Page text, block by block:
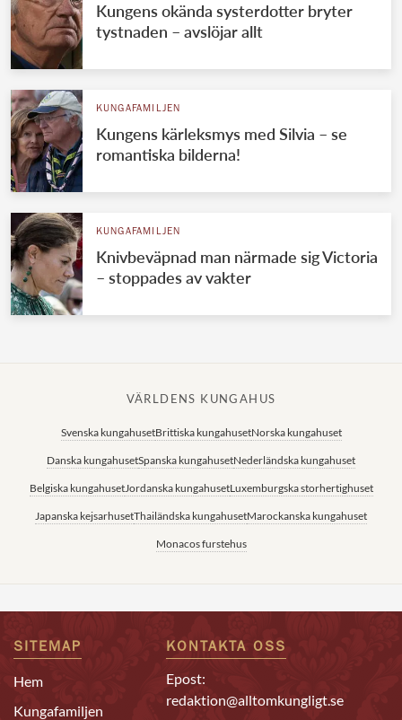
Kungens okända systerdotter bryter
tystnaden – avslöjar allt
KUNGAFAMILJEN
Kungens kärleksmys med Silvia – se
romantiska bilderna!
KUNGAFAMILJEN
Knivbeväpnad man närmade sig Victoria
– stoppades av vakter
VÄRLDENS KUNGAHUS
Svenska kungahusetBrittiska kungahusetNorska kungahuset
Danska kungahusetSpanska kungahusetNederländska kungahuset
Belgiska kungahusetJordanska kungahusetLuxemburgska storhertighuset
Japanska kejsarhusetThailändska kungahusetMarockanska kungahuset
Monacos furstehus
SITEMAP
Hem
Kungafamiljen
KONTAKTA OSS
Epost:
redaktion@alltomkungligt.se